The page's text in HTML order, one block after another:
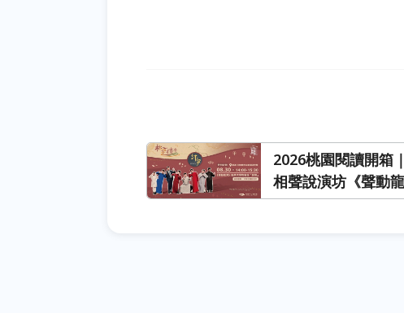
2026桃園閱讀開箱
相聲說演坊《聲動
語「變聲」